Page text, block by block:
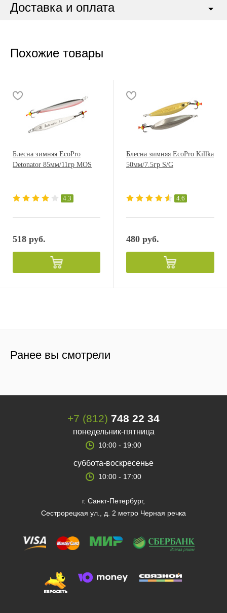
Доставка и оплата
Похожие товары
Блесна зимняя EcoPro
Detonator 85мм/11гр MOS
4.3
518 руб.
Блесна зимняя EcoPro Killka
50мм/7.5гр S/G
4.6
480 руб.
Ранее вы смотрели
+7 (812) 748 22 34
понедельник-пятница
10:00 - 19:00
суббота-воскресенье
10:00 - 17:00
г. Санкт-Петербург,
Сестрорецкая ул., д. 2 метро Черная речка